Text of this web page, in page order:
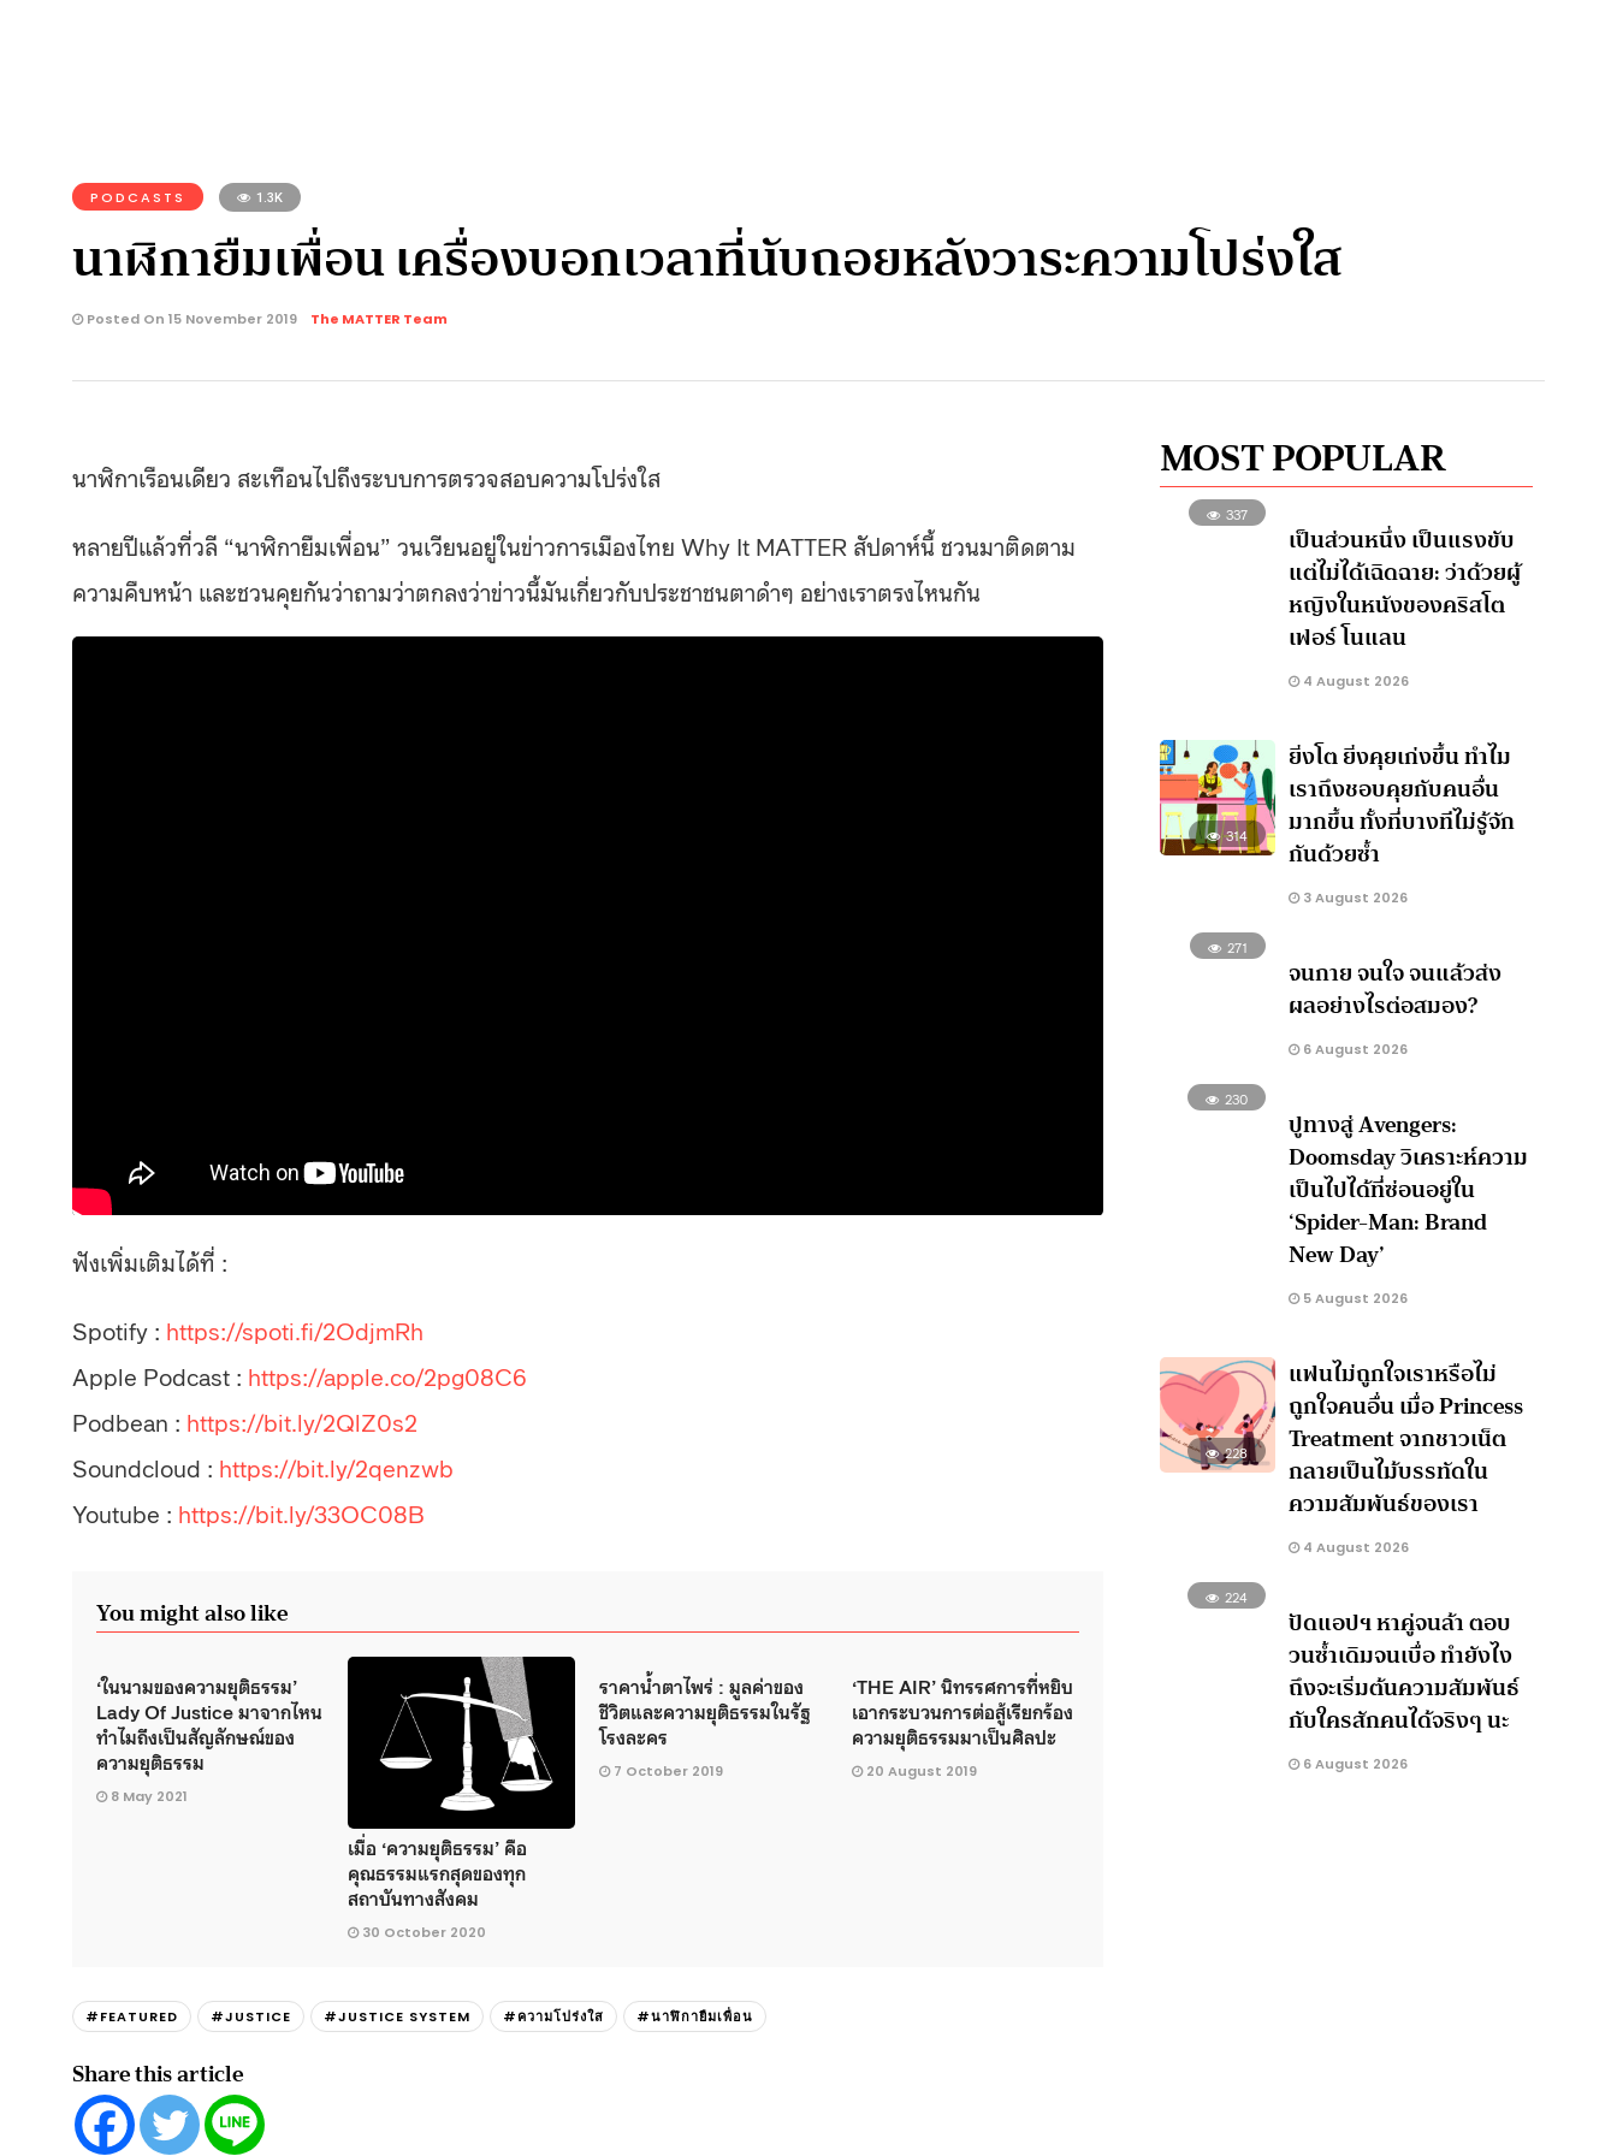
PODCASTS 1.3K
นาฬิกายืมเพื่อน เครื่องบอกเวลาที่นับถอยหลังวาระความโปร่งใส
Posted On 15 November 2019 The MATTER Team
นาฬิกาเรือนเดียว สะเทือนไปถึงระบบการตรวจสอบความโปร่งใส
หลายปีแล้วที่วลี “นาฬิกายืมเพื่อน” วนเวียนอยู่ในข่าวการเมืองไทย Why It MATTER สัปดาห์นี้ ชวนมาติดตาม
ความคืบหน้า และชวนคุยกันว่าถามว่าตกลงว่าข่าวนี้มันเกี่ยวกับประชาชนตาดำๆ อย่างเราตรงไหนกัน
ฟังเพิ่มเติมได้ที่ :
Spotify : https://spoti.fi/2OdjmRh
Apple Podcast : https://apple.co/2pg08C6
Podbean : https://bit.ly/2QlZ0s2
Soundcloud : https://bit.ly/2qenzwb
Youtube : https://bit.ly/33OC08B
You might also like
‘ในนามของความยุติธรรม’
Lady Of Justice มาจากไหน
ทำไมถึงเป็นสัญลักษณ์ของ
ความยุติธรรม
8 May 2021
เมื่อ ‘ความยุติธรรม’ คือ
คุณธรรมแรกสุดของทุก
สถาบันทางสังคม
30 October 2020
ราคาน้ำตาไพร่ : มูลค่าของ
ชีวิตและความยุติธรรมในรัฐ
โรงละคร
7 October 2019
‘THE AIR’ นิทรรศการที่หยิบ
เอากระบวนการต่อสู้เรียกร้อง
ความยุติธรรมมาเป็นศิลปะ
20 August 2019
#FEATURED #JUSTICE #JUSTICE SYSTEM #ความโปร่งใส #นาฬิกายืมเพื่อน
Share this article
MOST POPULAR
337
เป็นส่วนหนึ่ง เป็นแรงขับ
แต่ไม่ได้เฉิดฉาย: ว่าด้วยผู้
หญิงในหนังของคริสโต
เฟอร์ โนแลน
4 August 2026
314
ยิ่งโต ยิ่งคุยเก่งขึ้น ทำไม
เราถึงชอบคุยกับคนอื่น
มากขึ้น ทั้งที่บางทีไม่รู้จัก
กันด้วยซ้ำ
3 August 2026
271
จนกาย จนใจ จนแล้วส่ง
ผลอย่างไรต่อสมอง?
6 August 2026
230
ปูทางสู่ Avengers:
Doomsday วิเคราะห์ความ
เป็นไปได้ที่ซ่อนอยู่ใน
‘Spider-Man: Brand
New Day’
5 August 2026
228
แฟนไม่ถูกใจเราหรือไม่
ถูกใจคนอื่น เมื่อ Princess
Treatment จากชาวเน็ต
กลายเป็นไม้บรรทัดใน
ความสัมพันธ์ของเรา
4 August 2026
224
ปัดแอปฯ หาคู่จนล้า ตอบ
วนซ้ำเดิมจนเบื่อ ทำยังไง
ถึงจะเริ่มต้นความสัมพันธ์
กับใครสักคนได้จริงๆ นะ
6 August 2026